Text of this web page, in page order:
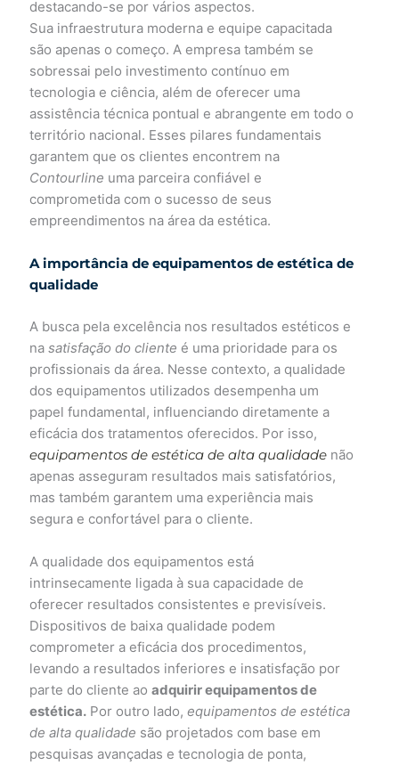
destacando-se por vários aspectos.
Sua infraestrutura moderna e equipe capacitada
são apenas o começo. A empresa também se
sobressai pelo investimento contínuo em
tecnologia e ciência, além de oferecer uma
assistência técnica pontual e abrangente em todo o
território nacional. Esses pilares fundamentais
garantem que os clientes encontrem na
Contourline uma parceira confiável e
comprometida com o sucesso de seus
empreendimentos na área da estética.
A importância de equipamentos de estética de
qualidade
A busca pela excelência nos resultados estéticos e
na satisfação do cliente é uma prioridade para os
profissionais da área. Nesse contexto, a qualidade
dos equipamentos utilizados desempenha um
papel fundamental, influenciando diretamente a
eficácia dos tratamentos oferecidos. Por isso,
equipamentos de estética de alta qualidade não
apenas asseguram resultados mais satisfatórios,
mas também garantem uma experiência mais
segura e confortável para o cliente.
A qualidade dos equipamentos está
intrinsecamente ligada à sua capacidade de
oferecer resultados consistentes e previsíveis.
Dispositivos de baixa qualidade podem
comprometer a eficácia dos procedimentos,
levando a resultados inferiores e insatisfação por
parte do cliente aoadquirir equipamentos de
estética. Por outro lado,equipamentos de estética
de alta qualidade são projetados com base em
pesquisas avançadas e tecnologia de ponta,